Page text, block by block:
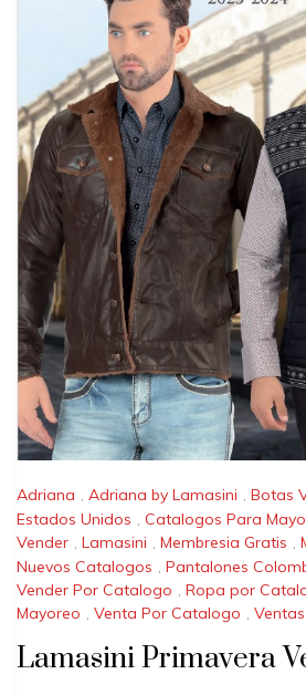
Adriana , Adriana by Lamasini , Botas
Estados Unidos
Catalogos Para
Vender , Lamasini , Membresia Gratis ,
Nuevos Catalogos
Pantalones
Vender Por Catalogo , Ropa por
Mayoreo , Venta Por Catalogo ,
Lamasini Primavera